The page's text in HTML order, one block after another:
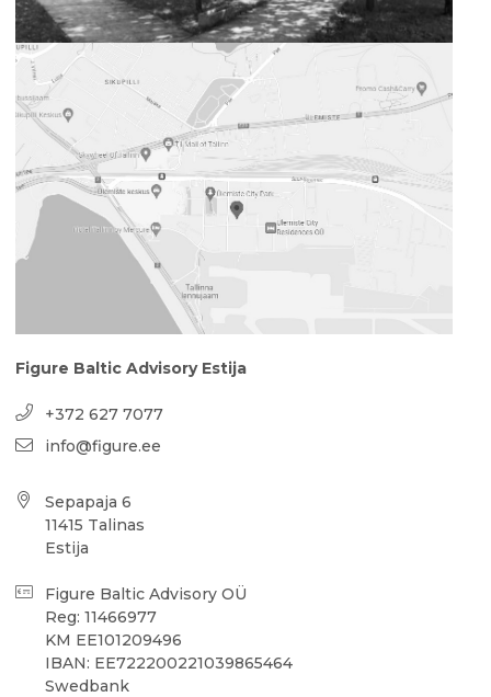
Figure Baltic Advisory Estija
+372 627 7077
info@figure.ee
Sepapaja 6
11415 Talinas
Estija
Figure Baltic Advisory OÜ
Reg: 11466977
KM EE101209496
IBAN: EE722200221039865464
Swedbank